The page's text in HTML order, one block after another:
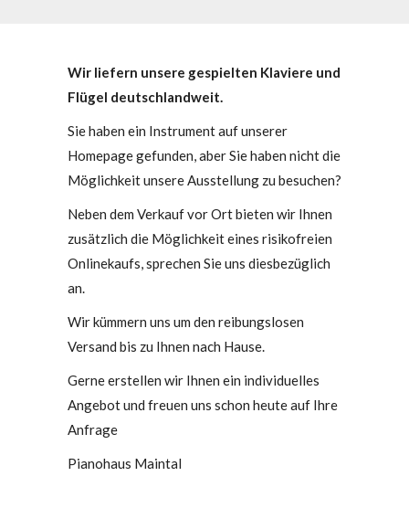
Wir liefern unsere gespielten Klaviere und
Flügel deutschlandweit.
Sie haben ein Instrument auf unserer
Homepage gefunden, aber Sie haben nicht die
Möglichkeit unsere Ausstellung zu besuchen?
Neben dem Verkauf vor Ort bieten wir Ihnen
zusätzlich die Möglichkeit eines risikofreien
Onlinekaufs, sprechen Sie uns diesbezüglich
an.
Wir kümmern uns um den reibungslosen
Versand bis zu Ihnen nach Hause.
Gerne erstellen wir Ihnen ein individuelles
Angebot und freuen uns schon heute auf Ihre
Anfrage
Pianohaus Maintal